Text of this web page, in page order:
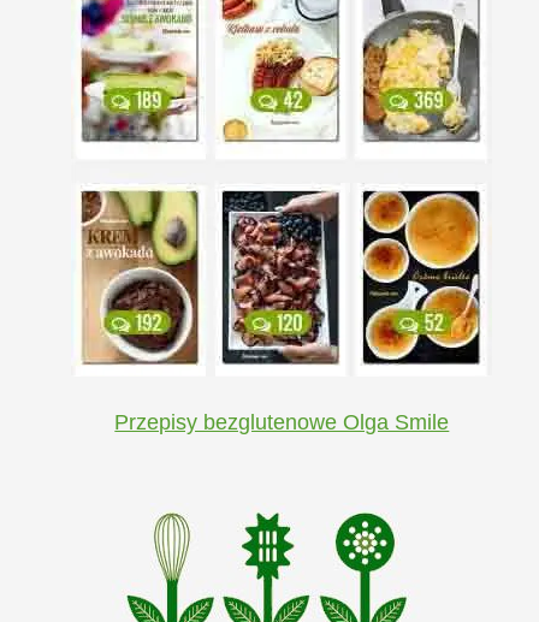
Przepisy bezglutenowe Olga Smile